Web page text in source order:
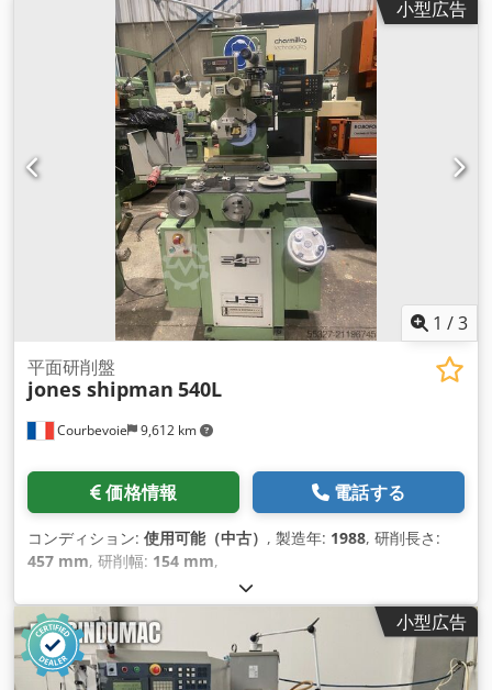
1.78mm マイクロメーターによる目盛付きクロスフィード
0.002mm単位での垂直送り調整 砥石台上下移動量（最大）
280mm テーブルに対する砥石軸中心（最小）50mm 砥石サイ
ズ 180 x 13 x 31.75mm ボア 砥石回転数 3000rpm ホイールヘ
ッドモーター 1.5kW 油圧ポンプモーター 0.55kW 帝国式機械
装備 マグネットチャック 砥石台昇降装置 テーブルガード ホイ
ールガード クーラントシステム 除塵装置 照明
小型広告
1 /3
Courbevoie 9,612 km
平面研削盤
jones shipman 540L
価格情報 電話する
コンディション: 使用可能（中古） , 製造年: 1988, 研削長さ:
457 mm, 研削幅: 154 mm,
小型広告